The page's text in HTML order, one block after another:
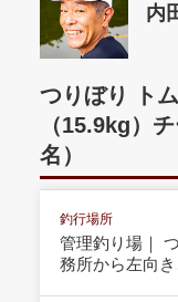
内
つりぼり ト
（15.9kg）
名）
釣行場所
管理釣り場｜
務所から左向